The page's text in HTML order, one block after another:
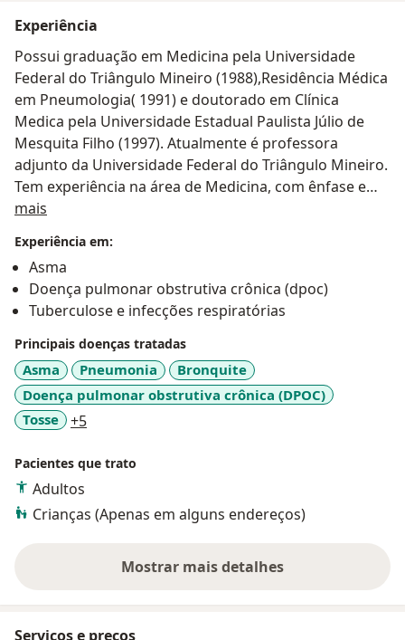
Experiência
Possui graduação em Medicina pela Universidade
Federal do Triângulo Mineiro (1988),Residência Médica
em Pneumologia( 1991) e doutorado em Clínica
Medica pela Universidade Estadual Paulista Júlio de
Mesquita Filho (1997). Atualmente é professora
adjunto da Universidade Federal do Triângulo Mineiro.
Tem experiência na área de Medicina, com ênfase em
Pneumologia
mais
Experiência em:
Asma
Doença pulmonar obstrutiva crônica (dpoc)
Tuberculose e infecções respiratórias
Principais doenças tratadas
Asma Pneumonia
Bronquite
Doença pulmonar obstrutiva crônica (DPOC)
Tosse
+5a11y_sr_more_diseases
Pacientes que trato
Adultos
Crianças (Apenas em alguns endereços)
Mostrar mais detalhes
sobre a experiência
Serviços e preços